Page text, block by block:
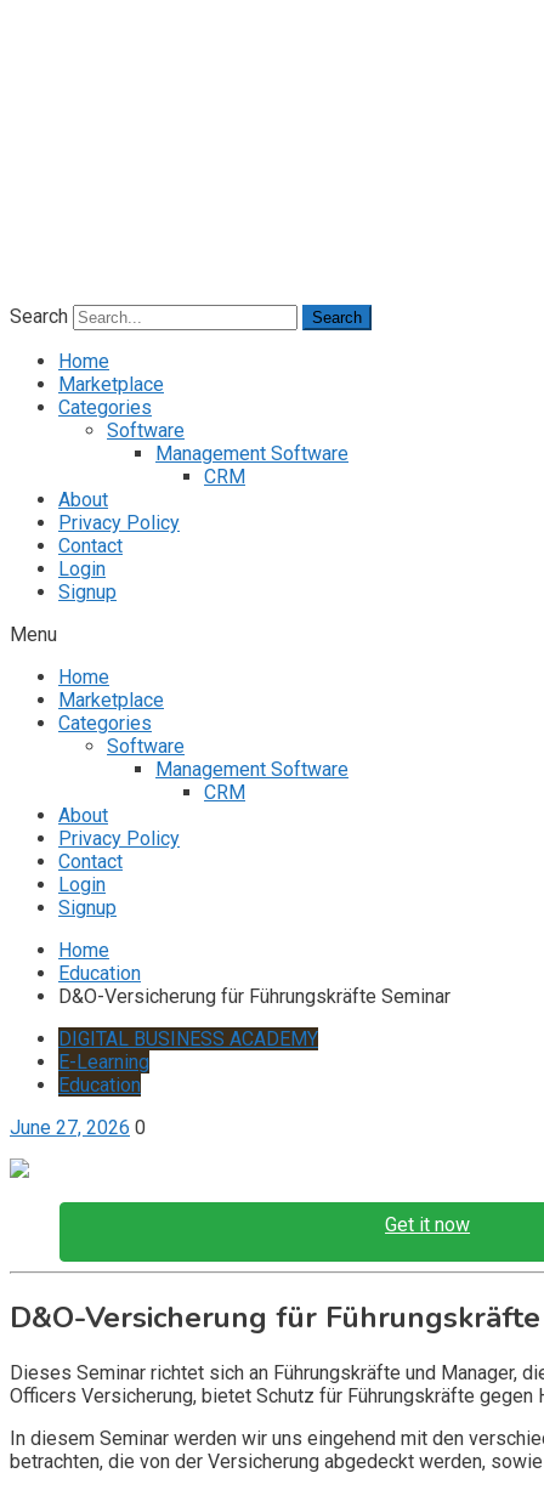
Search Search
Home
Marketplace
Categories
Software
Management Software
CRM
About
Privacy Policy
Contact
Login
Signup
Menu
Home
Marketplace
Categories
Software
Management Software
CRM
About
Privacy Policy
Contact
Login
Signup
Home
Education
D&O-Versicherung für Führungskräfte Seminar
DIGITAL BUSINESS ACADEMY
E-Learning
Education
June 27, 2026 0
Get it now
D&O-Versicherung für
Dieses Seminar richtet sich an Führungskräfte und Manager,
Officers Versicherung, bietet Schutz für Führungskräfte
In diesem Seminar werden wir uns eingehend mit den
betrachten, die von der Versicherung abgedeckt werden,